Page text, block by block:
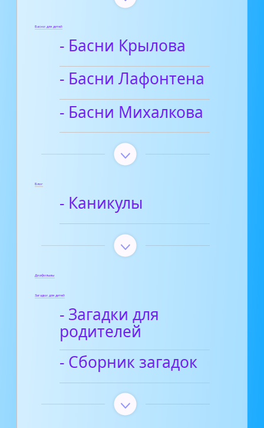
Басни для детей
- Басни Крылова
- Басни Лафонтена
- Басни Михалкова
Блог
- Каникулы
Диафильмы
Загадки для детей
- Загадки для
родителей
- Сборник загадок